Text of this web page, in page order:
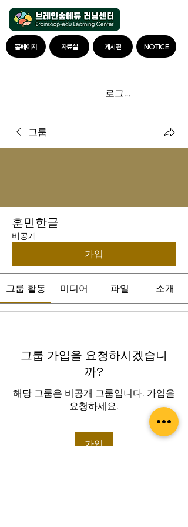
자료실 게시판 NOTICE
홈페이지
로그인
그룹
훈민한글
비공개
가입
그룹 활동 미디어 파일 소개
그룹 가입을 요청하시겠습니
까?
해당 그룹은 비공개 그룹입니다. 가입을
요청하세요.
가입